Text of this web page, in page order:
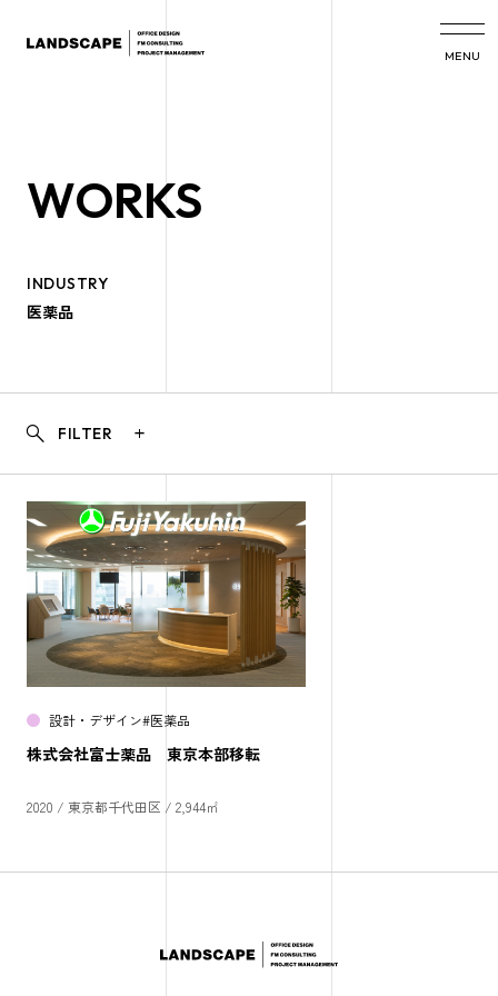
MENU
WORKS
INDUSTRY
医薬品
search FILTER add
設計・デザイン#医薬品
株式会社富士薬品 東京本部移転
2020 / 東京都千代田区 / 2,944㎡